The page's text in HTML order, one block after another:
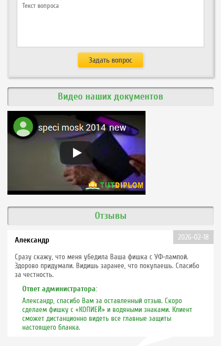
Видео наших документов
Отзывы
Александр 2026-02-18
Сразу скажу, что меня убедила Ваша фишка с УФ-лампой.
Здорово придумали. Видишь заранее, что покупаешь. Спасибо
за честность.
Ответ администратора:
Александр, спасибо Вам за оставленный отзыв. Скоро
сделаем фишку с «КОПИЕЙ» и водяными знаками. Клиент
сможет дистанционно видеть все главные защиты
настоящего бланка.